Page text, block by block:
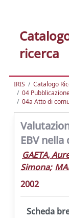
ricerca
IRIS
Catalogo
04
04a Atto di
EBV nella
GAETA,
Simona;
2002
Scheda